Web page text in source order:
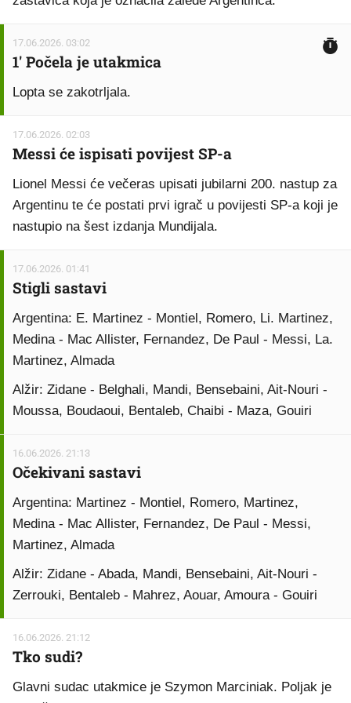
17.06.2026. 03:02
1' Počela je utakmica
Lopta se zakotrljala.
17.06.2026. 02:03
Messi će ispisati povijest SP-a
Lionel Messi će večeras upisati jubilarni 200. nastup za
Argentinu te će postati prvi igrač u povijesti SP-a koji je
nastupio na šest izdanja Mundijala.
17.06.2026. 01:41
Stigli sastavi
Argentina: E. Martinez - Montiel, Romero, Li. Martinez,
Medina - Mac Allister, Fernandez, De Paul - Messi, La.
Martinez, Almada
Alžir: Zidane - Belghali, Mandi, Bensebaini, Ait-Nouri -
Moussa, Boudaoui, Bentaleb, Chaibi - Maza, Gouiri
16.06.2026. 21:13
Očekivani sastavi
Argentina: Martinez - Montiel, Romero, Martinez,
Medina - Mac Allister, Fernandez, De Paul - Messi,
Martinez, Almada
Alžir: Zidane - Abada, Mandi, Bensebaini, Ait-Nouri -
Zerrouki, Bentaleb - Mahrez, Aouar, Amoura - Gouiri
16.06.2026. 21:12
Tko sudi?
Glavni sudac utakmice je Szymon Marciniak. Poljak je